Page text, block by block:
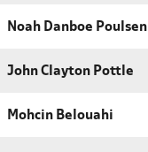
Noah Danboe Poulsen
John Clayton Pottle
Mohcin Belouahi